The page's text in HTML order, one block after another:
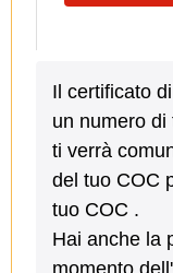
Il certificato
un numero
ti verrà
del tuo COC
tuo COC .
Hai anche la